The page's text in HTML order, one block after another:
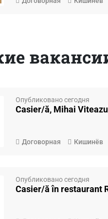
Опубликовано сегодня
Casier/ă, Mihai
Договорная Кишинёв
Опубликовано сегодня
Casier/ă în restaurant